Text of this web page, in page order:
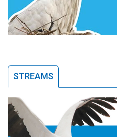
STREAMS